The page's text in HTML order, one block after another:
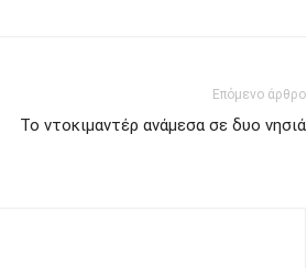
Επόμενο άρθρο
Το ντοκιμαντέρ ανάμεσα σε δυο νησιά